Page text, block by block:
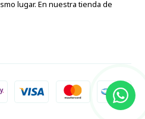
lugar. En nuestra tienda de